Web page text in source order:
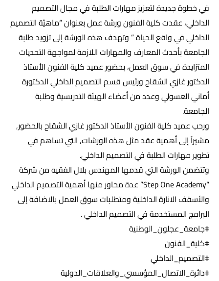
في خطوة جديدة لتعزيز مهارات الطلبة في مجال التصميم
الداخلي، عقدت كلية الفنون ورشة عمل بعنوان “ماهيّة التصميم
الداخلي في واقع الحياة ” وتهدف هذه الورشة إلى تزويد طلبة
الجامعة بأحدث المعارف والمهارات اللازمة لمواجهة التحديات
المتزايدة في سوق العمل، بحضور عميد كلية الفنون الأستاذ
الدكتور غازي الشقاح ورئيس قسم التصميم الداخلي الدكتورة
أماني العسولي وعدد من أعضاء الهيئة التدريسية وطلبة
الجامعة.
ورحب عميد كلية الفنون الأستاذ الدكتور غازي الشقاح بالحضور,
مشيراً إلى أهمية عقد مثل هذه الورشات, التي تساهم في
تطوير مهارات الطلبة في التصميم الداخلي.
وتتضمن الورشة التي قدمها المهندس بلال الفقيه من شركة
“Step One Academy” عدة محاور منها أهمية التصميم الداخلي
والأسقف الانارة الداخلية ومتطلبات سوق العمل بالاضافة إلى
البرامج المستخدمة في التصميم الداخلي .
#جامعة_عجلون_الوطنية
#كلية_الفنون
#التصميم_الداخلي
#دائرة_الاتصال_المؤسسي_والعلاقات_الدولية